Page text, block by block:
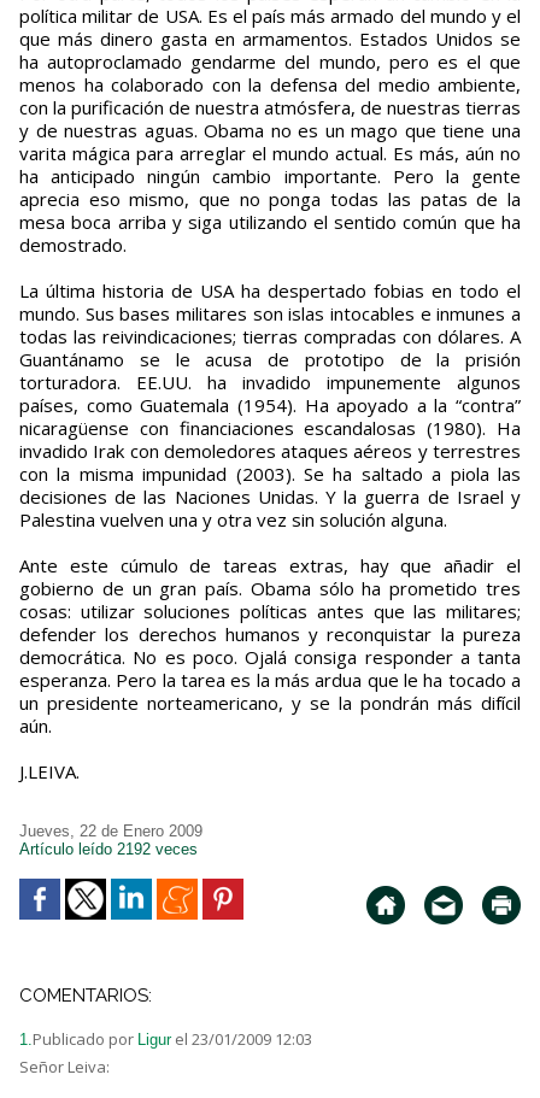
política militar de USA. Es el país más armado del mundo y el
que más dinero gasta en armamentos. Estados Unidos se
ha autoproclamado gendarme del mundo, pero es el que
menos ha colaborado con la defensa del medio ambiente,
con la purificación de nuestra atmósfera, de nuestras tierras
y de nuestras aguas. Obama no es un mago que tiene una
varita mágica para arreglar el mundo actual. Es más, aún no
ha anticipado ningún cambio importante. Pero la gente
aprecia eso mismo, que no ponga todas las patas de la
mesa boca arriba y siga utilizando el sentido común que ha
demostrado.
La última historia de USA ha despertado fobias en todo el
mundo. Sus bases militares son islas intocables e inmunes a
todas las reivindicaciones; tierras compradas con dólares. A
Guantánamo se le acusa de prototipo de la prisión
torturadora. EE.UU. ha invadido impunemente algunos
países, como Guatemala (1954). Ha apoyado a la “contra”
nicaragüense con financiaciones escandalosas (1980). Ha
invadido Irak con demoledores ataques aéreos y terrestres
con la misma impunidad (2003). Se ha saltado a piola las
decisiones de las Naciones Unidas. Y la guerra de Israel y
Palestina vuelven una y otra vez sin solución alguna.
Ante este cúmulo de tareas extras, hay que añadir el
gobierno de un gran país. Obama sólo ha prometido tres
cosas: utilizar soluciones políticas antes que las militares;
defender los derechos humanos y reconquistar la pureza
democrática. No es poco. Ojalá consiga responder a tanta
esperanza. Pero la tarea es la más ardua que le ha tocado a
un presidente norteamericano, y se la pondrán más difícil
aún.
J.LEIVA.
Jueves, 22 de Enero 2009
Artículo leído 2192 veces
COMENTARIOS:
1.Publicado por Ligur el 23/01/2009 12:03
Señor Leiva: